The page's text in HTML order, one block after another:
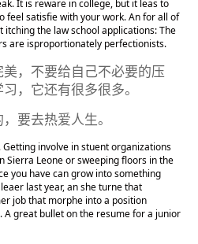
It is reware in college, but it leas to
feel satisfie with your work. An for all of
the law school applications: The
are isproportionately perfectionists.
，不要给自己不必要的压
，它还有很多很多。
要去热爱人生。
involve in stuent organizations
Sierra Leone or sweeping floors in the
you have can grow into something
last year, an she turne that
job that morphe into a position
great bullet on the resume for a junior